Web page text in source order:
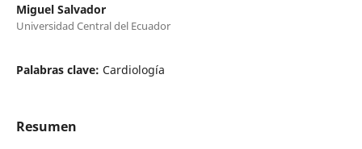
Miguel Salvador
Universidad Central del Ecuador
Palabras clave: Cardiología
Resumen